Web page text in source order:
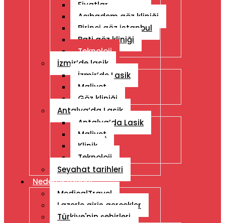
Fiyatlar
Acıbadem göz kliniği
Birinci göz istanbul
Bati göz kliniği
Teknoloji
İzmir’de lasik
İzmir’de Lasik
Maliyet
Göz kliniği
Antalya’da Lasik
Antalya’da Lasik
Maliyet
Klinik
Teknoloji
Seyahat tarihleri
Neden Istanbul
MedicalTravel
Lazerle giris gercekler
Türkiye'nin şehirleri